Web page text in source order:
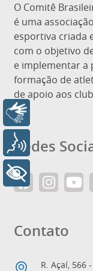
O Comitê
é uma
esportiva criada
com o objetivo
e implementar a
formação de
de apoio aos
Redes
Contato
R. Açaí, 566
Voz
+